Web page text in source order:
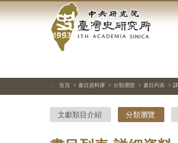
到
中
央
研
院-
臺
灣
::: 首頁 書目資料庫 分類瀏覽 書目列表
文獻類目介紹 分類瀏覽